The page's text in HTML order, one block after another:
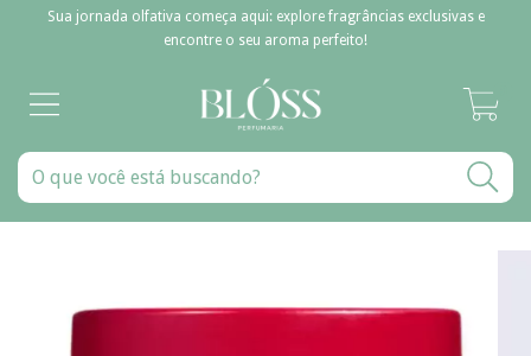
Sua jornada olfativa começa aqui: explore fragrâncias exclusivas e
encontre o seu aroma perfeito!